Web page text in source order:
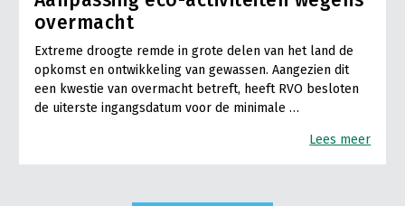
overmacht
Extreme droogte remde in grote delen van het land de
opkomst en ontwikkeling van gewassen. Aangezien dit
een kwestie van overmacht betreft, heeft RVO besloten
de uiterste ingangsdatum voor de minimale …
Lees meer